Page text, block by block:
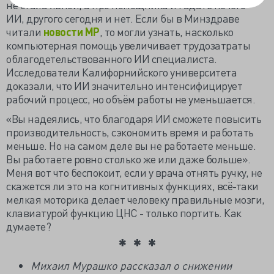
не стала явной, а про помощника и гадать нечего –
ИИ, другого сегодня и нет. Если бы в Минздраве
читали новости МР, то могли узнать, насколько
компьютерная помощь увеличивает трудозатраты
облагодетельствованного ИИ специалиста.
Исследователи Калифорнийского университета
доказали, что ИИ значительно интенсифицирует
рабочий процесс, но объём работы не уменьшается.
«Вы надеялись, что благодаря ИИ сможете повысить
производительность, сэкономить время и работать
меньше. Но на самом деле вы не работаете меньше.
Вы работаете ровно столько же или даже больше».
Меня вот что беспокоит, если у врача отнять ручку, не
скажется ли это на когнитивных функциях, всё-таки
мелкая моторика делает человеку правильные мозги,
клавиатурой функцию ЦНС - только портить. Как
думаете?
Михаил Мурашко рассказал о снижении